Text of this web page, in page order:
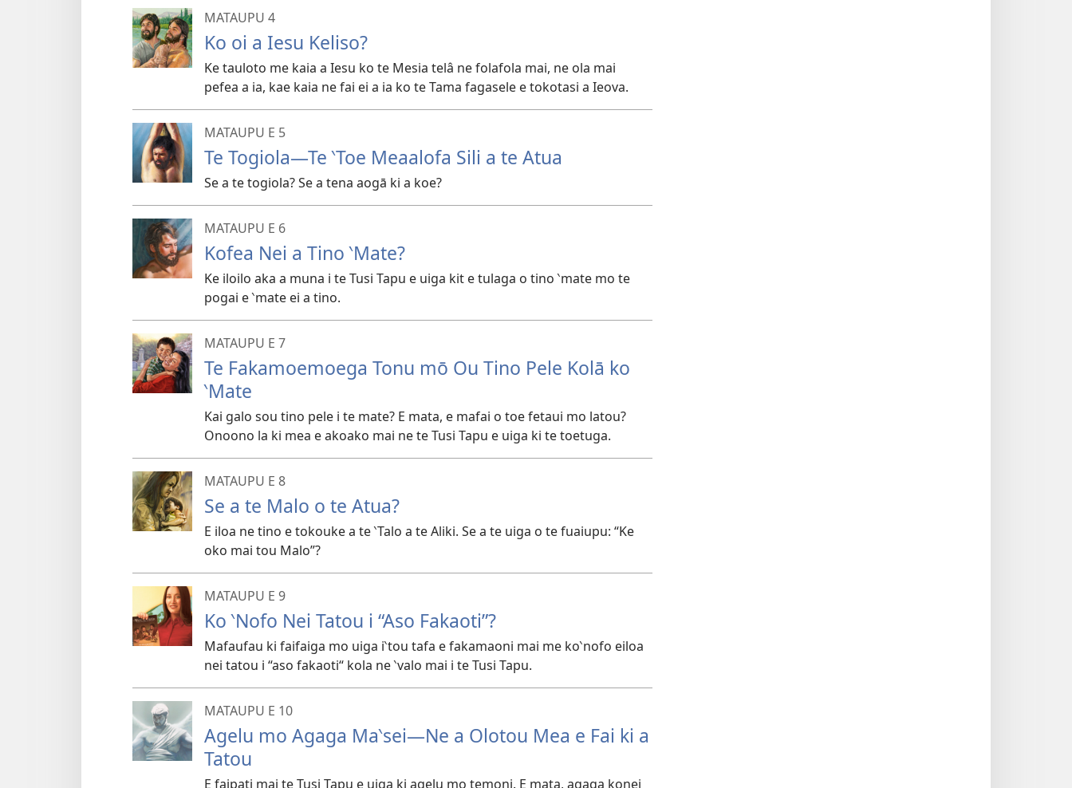
MATAUPU 4
Ko oi a Iesu Keliso?
Ke tauloto me kaia a Iesu ko te Mesia telâ ne folafola mai, ne ola mai
pefea a ia, kae kaia ne fai ei a ia ko te Tama fagasele e tokotasi a Ieova.
MATAUPU E 5
Te Togiola​—Te ‵Toe Meaalofa Sili a te Atua
Se a te togiola? Se a tena aogā ki a koe?
MATAUPU E 6
Kofea Nei a Tino ‵Mate?
Ke iloilo aka a muna i te Tusi Tapu e uiga kit e tulaga o tino ‵mate mo te
pogai e ‵mate ei a tino.
MATAUPU E 7
Te Fakamoemoega Tonu mō Ou Tino Pele Kolā ko
‵Mate
Kai galo sou tino pele i te mate? E mata, e mafai o toe fetaui mo latou?
Onoono la ki mea e akoako mai ne te Tusi Tapu e uiga ki te toetuga.
MATAUPU E 8
Se a te Malo o te Atua?
E iloa ne tino e tokouke a te ‵Talo a te Aliki. Se a te uiga o te fuaiupu: “Ke
oko mai tou Malo”?
MATAUPU E 9
Ko ‵Nofo Nei Tatou i “Aso Fakaoti”?
Mafaufau ki faifaiga mo uiga i‵tou tafa e fakamaoni mai me ko‵nofo eiloa
nei tatou i “aso fakaoti“ kola ne ‵valo mai i te Tusi Tapu.
MATAUPU E 10
Agelu mo Agaga Ma‵sei—Ne a Olotou Mea e Fai ki a
Tatou
E faipati mai te Tusi Tapu e uiga ki agelu mo temoni. E mata, agaga konei